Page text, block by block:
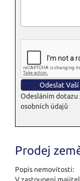
Odesláním dotazu
osobních údajů
Prodej
Popis nemovitosti: